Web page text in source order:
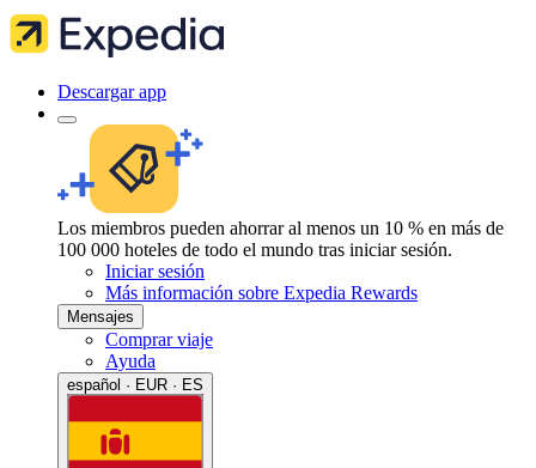
Descargar app
Los miembros pueden ahorrar al menos un 10 % en más de
100 000 hoteles de todo el mundo tras iniciar sesión.
Iniciar sesión
Más información sobre Expedia Rewards
Mensajes
Comprar viaje
Ayuda
español · EUR · ES